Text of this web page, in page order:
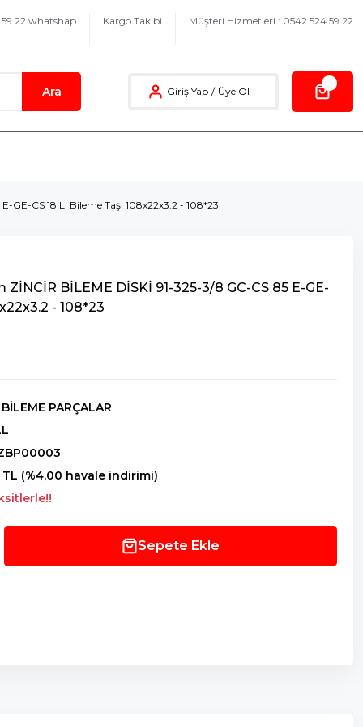
22 whatshap
Kargo Takibi Müşteri Hizmetleri : 0542 524 59 22
Ara Giriş Yap / Üye Ol
GE-CS 18 Li Bileme Taşı 108x22x3.2 - 108*23
ZİNCİR BİLEME DİSKİ 91-325-3/8 GC-CS 85 E-GE-
- 108*23
PARÇALAR
(%4,00 havale indirimi)
Sepete Ekle